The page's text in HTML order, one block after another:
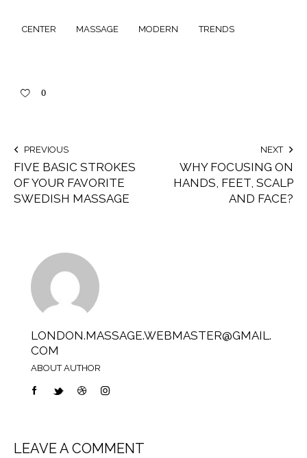
CENTER MASSAGE MODERN TRENDS
0
PREVIOUS
FIVE BASIC STROKES
OF YOUR FAVORITE
SWEDISH MASSAGE
NEXT
WHY FOCUSING ON
HANDS, FEET, SCALP
AND FACE?
LONDON.MASSAGE.WEBMASTER@GMAIL.
COM
ABOUT AUTHOR
LEAVE A COMMENT